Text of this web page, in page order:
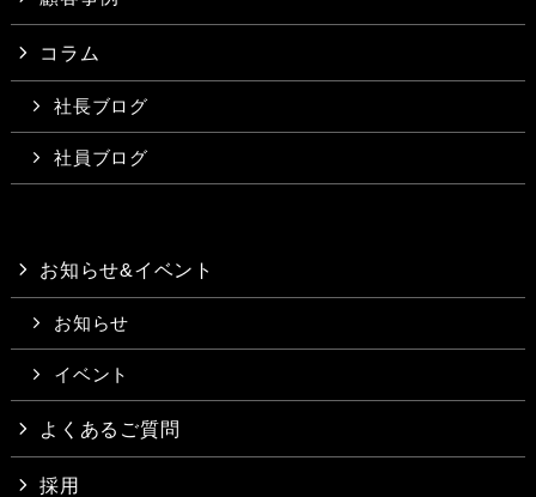
コラム
社長ブログ
社員ブログ
お知らせ&イベント
お知らせ
イベント
よくあるご質問
採用